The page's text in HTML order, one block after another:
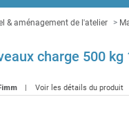
& aménagement de l'atelier
charge 500 kg
Voir les détails du produit